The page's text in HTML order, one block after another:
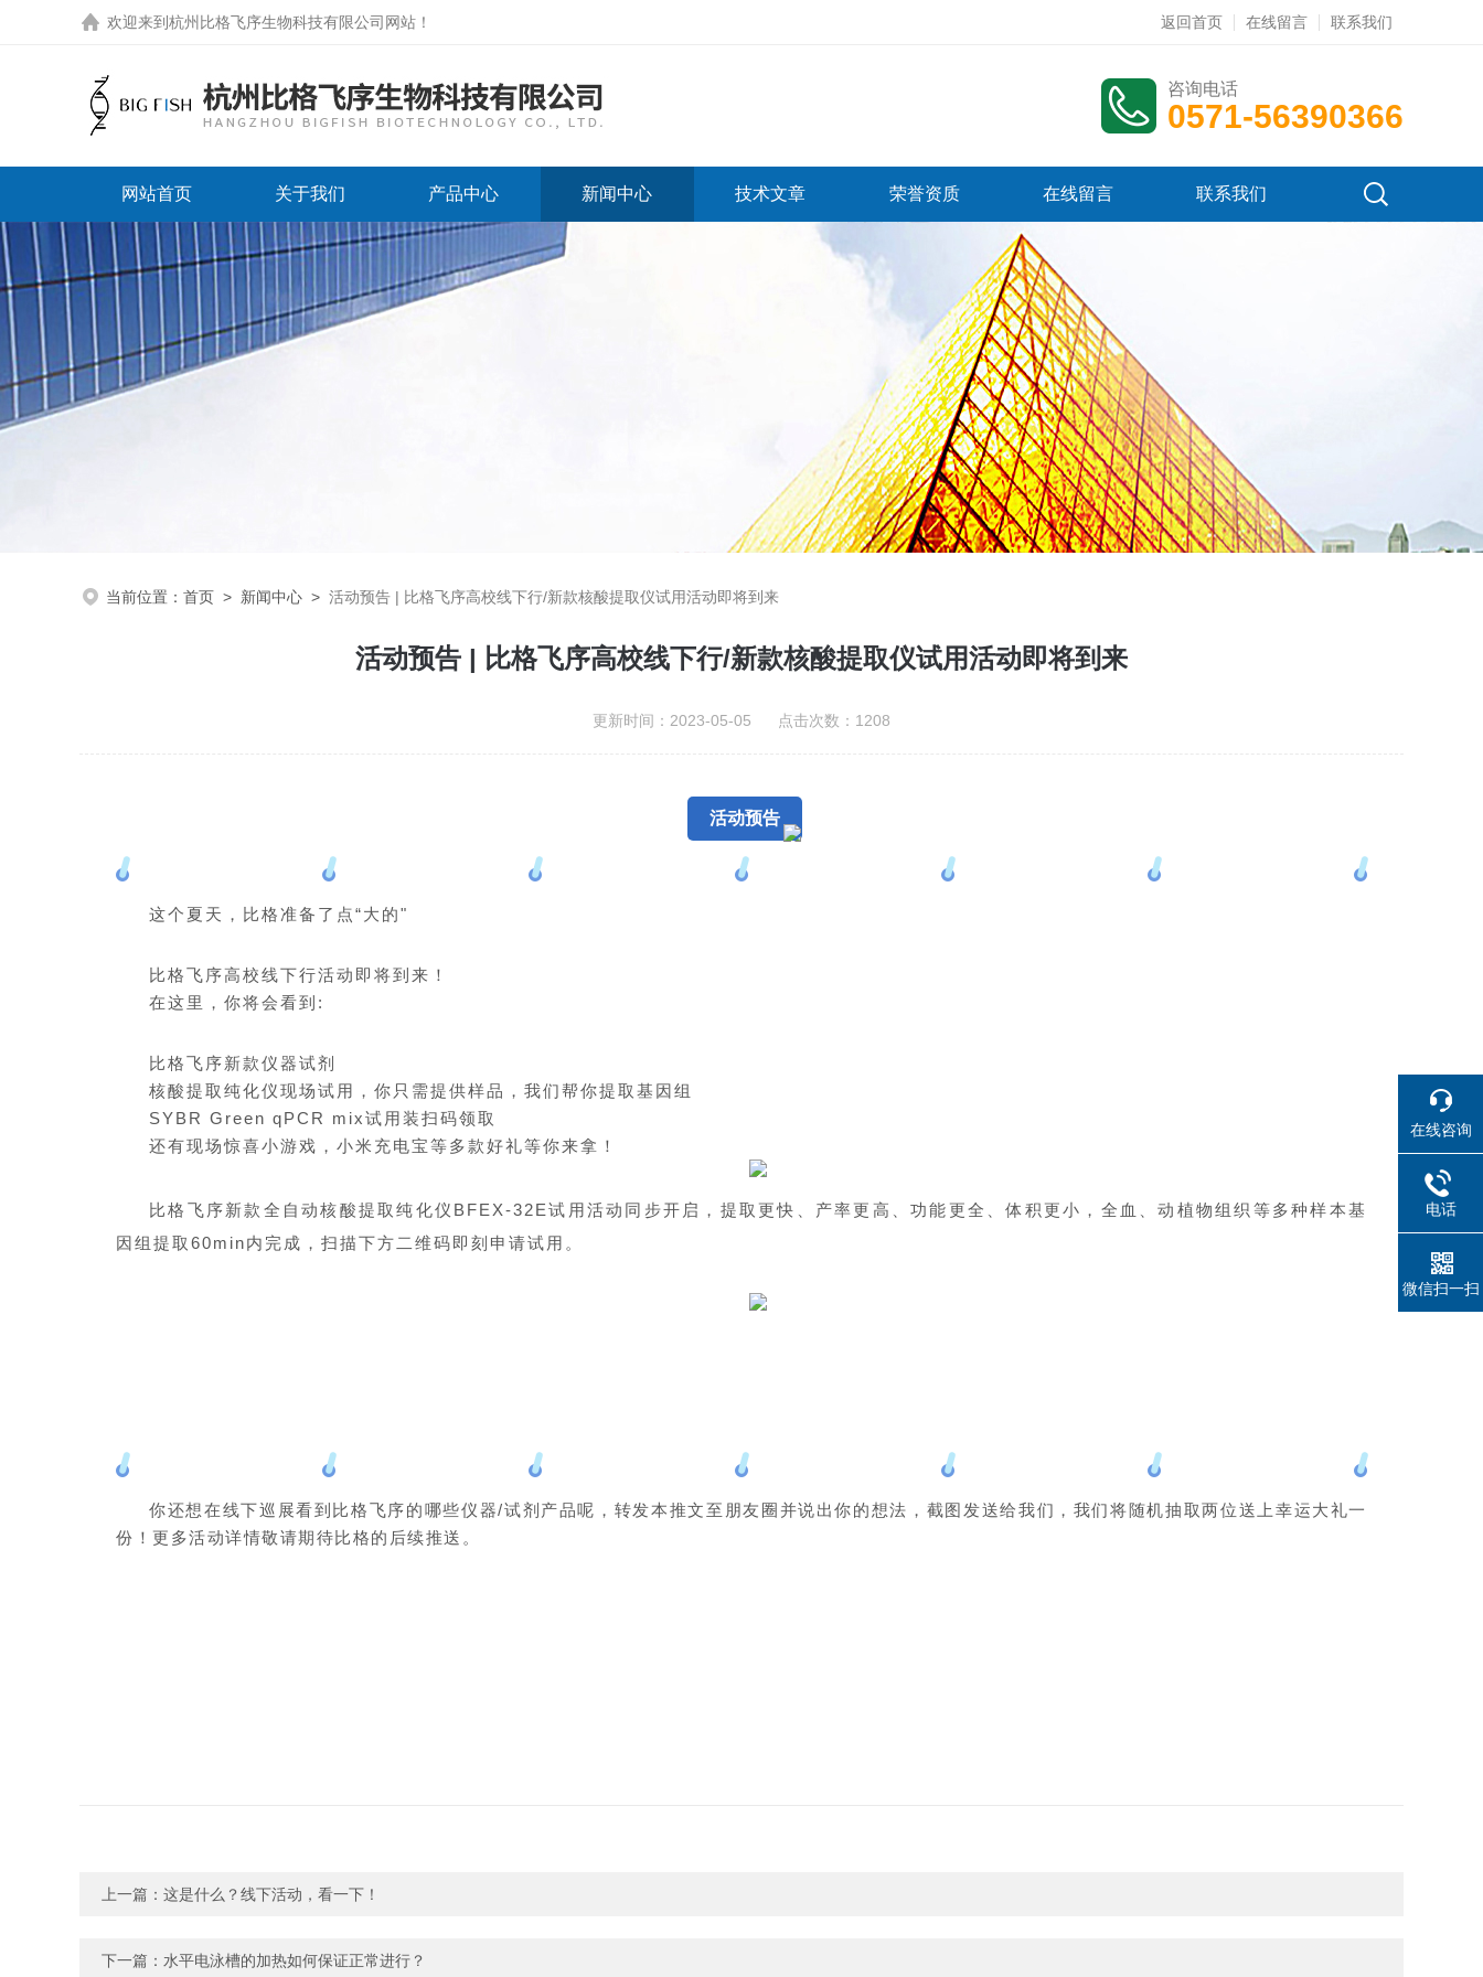
欢迎来到 杭州比格飞序生物科技有限公司网站 ！ 返回首页 在线留言 联系我们
咨询电话
0571-56390366
网站首页 关于我们 产品中心 新闻中心 技术文章 荣誉资质 在线留言 联系我们
当前位置： 首页 > 新闻中心 > 活动预告 | 比格飞序高校线下行/新款核酸提取仪试用活动即将到来
活动预告 | 比格飞序高校线下行/新款核酸提取仪试用活动即将到来
更新时间：2023-05-05 点击次数：1208
活动预告
这个夏天，比格准备了点“大的"
比格飞序高校线下行活动即将到来！
在这里，你将会看到:
比格飞序新款仪器试剂
核酸提取纯化仪现场试用，你只需提供样品，我们帮你提取基因组
SYBR Green qPCR mix试用装扫码领取
还有现场惊喜小游戏，小米充电宝等多款好礼等你来拿！
比格飞序新款全自动核酸提取纯化仪BFEX-32E试用活动同步开启，提取更快、产率更高、功能更全、体积更小，全血、动植物组织等多种样本基
因组提取60min内完成，扫描下方二维码即刻申请试用。
你还想在线下巡展看到比格飞序的哪些仪器/试剂产品呢，转发本推文至朋友圈并说出你的想法，截图发送给我们，我们将随机抽取两位送上幸运大礼一
份！更多活动详情敬请期待比格的后续推送。
上一篇： 这是什么？线下活动，看一下！
下一篇： 水平电泳槽的加热如何保证正常进行？
在线咨询
电话
微信扫一扫